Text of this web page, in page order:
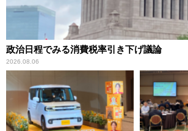
政治日程でみる消費税率引き下げ議論
2026.08.06